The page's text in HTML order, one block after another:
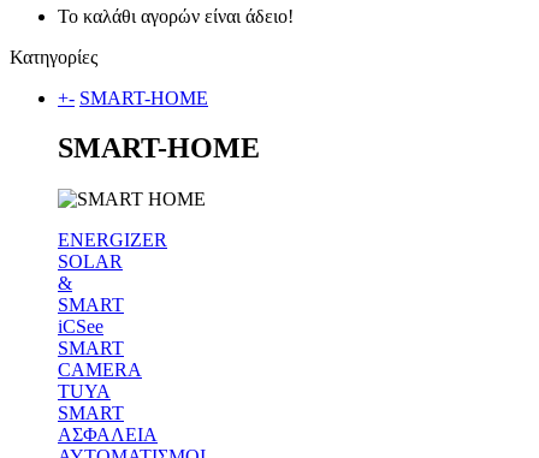
Το καλάθι αγορών είναι άδειο!
Κατηγορίες
+- SMART-HOME
SMART-HOME
ENERGIZER
SOLAR
&
SMART
iCSee
SMART
CAMERA
TUYA
SMART
ΑΣΦΑΛΕΙΑ